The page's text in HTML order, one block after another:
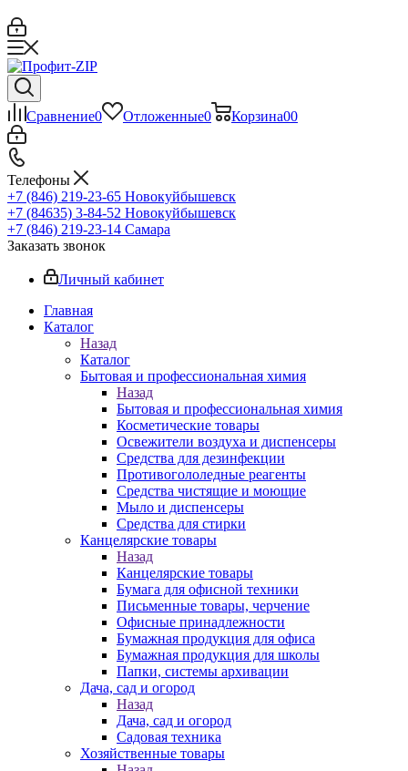
Сравнение0 Отложенные0 Корзина00
Телефоны
+7 (846) 219-23-65 Новокуйбышевск
+7 (84635) 3-84-52 Новокуйбышевск
+7 (846) 219-23-14 Самара
Заказать звонок
Личный кабинет
Главная
Каталог
Назад
Каталог
Бытовая и профессиональная химия
Назад
Бытовая и профессиональная химия
Косметические товары
Освежители воздуха и диспенсеры
Средства для дезинфекции
Противогололедные реагенты
Средства чистящие и моющие
Мыло и диспенсеры
Средства для стирки
Канцелярские товары
Назад
Канцелярские товары
Бумага для офисной техники
Письменные товары, черчение
Офисные принадлежности
Бумажная продукция для офиса
Бумажная продукция для школы
Папки, системы архивации
Дача, сад и огород
Назад
Дача, сад и огород
Садовая техника
Хозяйственные товары